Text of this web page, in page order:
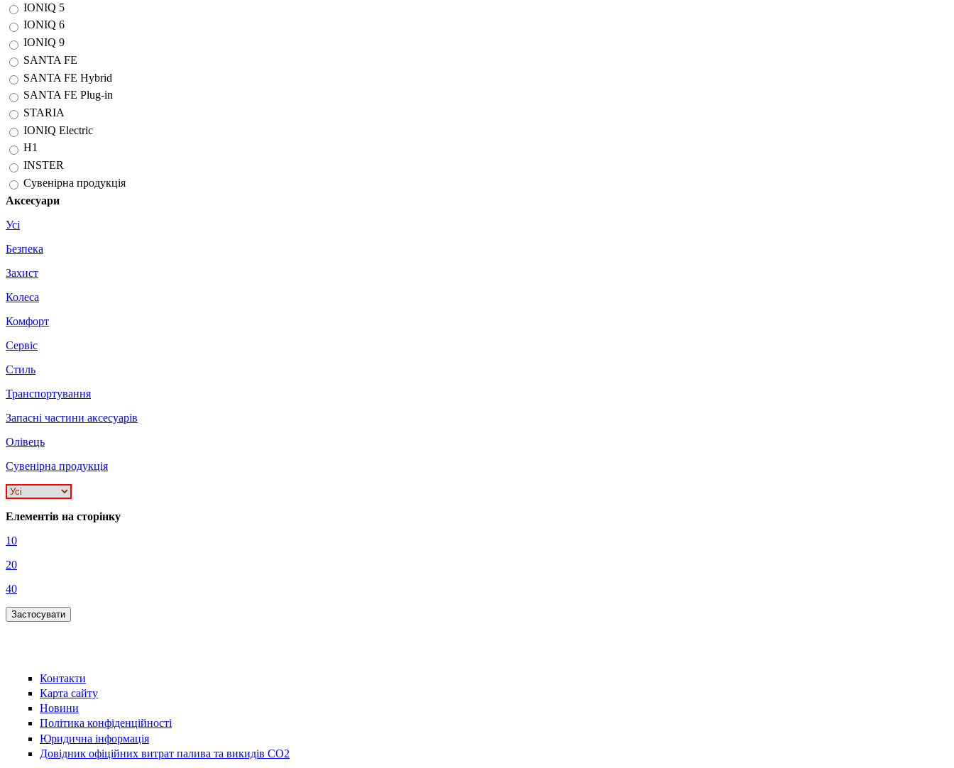
IONIQ 5
IONIQ 6
IONIQ 9
SANTA FE
SANTA FE Hybrid
SANTA FE Plug-in
STARIA
IONIQ Electric
H1
INSTER
Сувенірна продукція
Аксесуари
Усі
Безпека
Захист
Колеса
Комфорт
Сервіс
Стиль
Транспортування
Запасні частини аксесуарів
Олівець
Сувенірна продукція
Елементів на сторінку
10
20
40
Контакти
Карта сайту
Новини
Політика конфіденційності
Юридична інформація
Довідник офіційних витрат палива та викидів СО2